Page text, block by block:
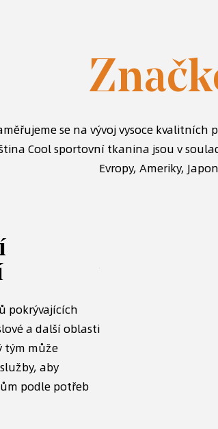
se na vývoj vysoce kvalitních
Cool sportovní tkanina jsou v
Evropy, Ameriky,
pokrývajících
a další oblasti
tým může
aby
podle potřeb
Silná síla
technologické
týmem pro výzkum
nové vysoce
produkty v reakci